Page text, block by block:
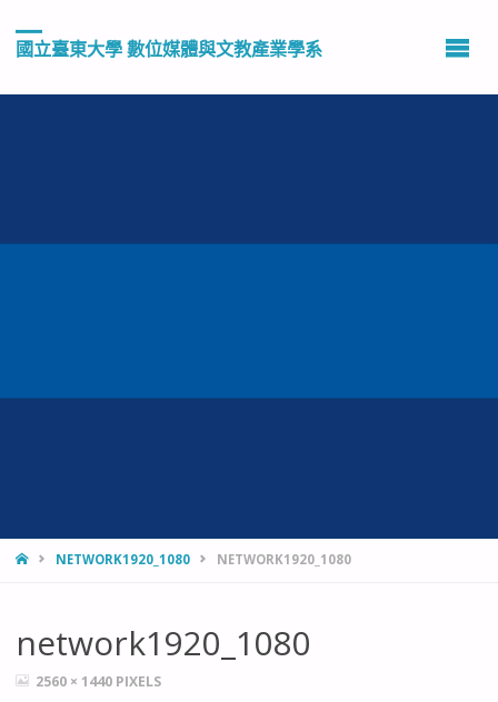
國立臺東大學 數位媒體與文教產業學系
HOMENETWORK1920_1080 NETWORK1920_1080
network1920_1080
FULL2560 × 1440 PIXELS